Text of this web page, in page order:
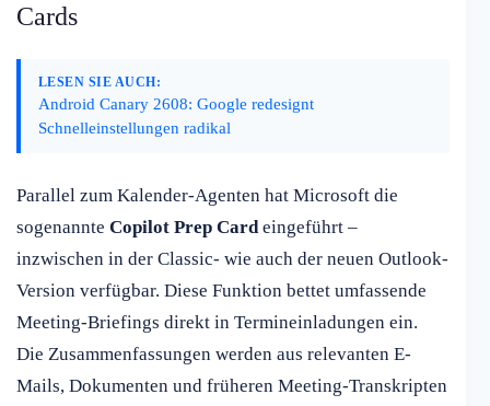
Cards
LESEN SIE AUCH:
Android Canary 2608: Google redesignt
Schnelleinstellungen radikal
Parallel zum Kalender-Agenten hat Microsoft die
sogenannte Copilot Prep Cardeingeführt –
inzwischen in der Classic- wie auch der neuen Outlook-
Version verfügbar. Diese Funktion bettet umfassende
Meeting-Briefings direkt in Termineinladungen ein.
Die Zusammenfassungen werden aus relevanten E-
Mails, Dokumenten und früheren Meeting-Transkripten